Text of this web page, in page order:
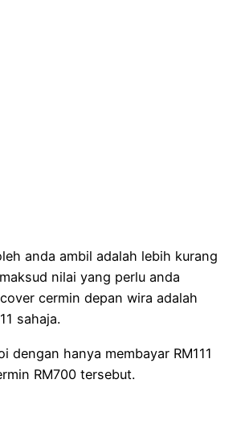
anda ambil adalah lebih kurang
nilai yang perlu anda
cermin depan wira adalah
sahaja.
dengan hanya membayar RM111
RM700 tersebut.